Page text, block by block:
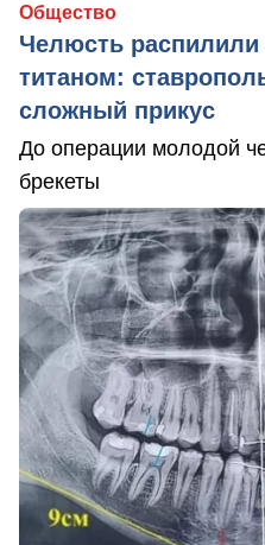
Общество
Челюсть
титаном:
сложный прикус
До операции молодой
брекеты